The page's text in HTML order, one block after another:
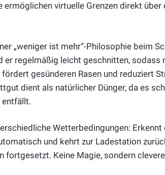
virtuelle Grenzen direkt über
„weniger ist mehr“-Philosophie beim
er regelmäßig leicht geschnitten, sodass
gesünderen Rasen und reduziert
dient als natürlicher Dünger, da es
entfällt.
Wetterbedingungen: Erkennt
und kehrt zur Ladestation
fortgesetzt. Keine Magie, sondern